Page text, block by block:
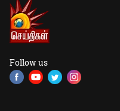
Follow us